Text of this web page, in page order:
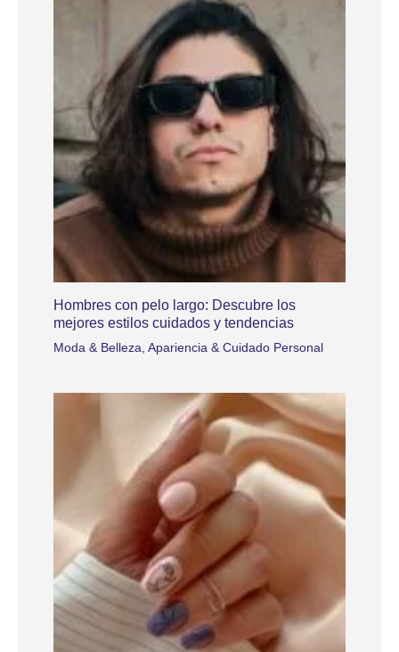
Hombres con pelo largo: Descubre los
mejores estilos cuidados y tendencias
Moda & Belleza Apariencia & Cuidado Personal